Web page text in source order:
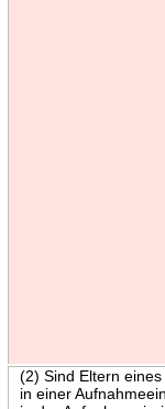
(2) Sind Eltern
in einer